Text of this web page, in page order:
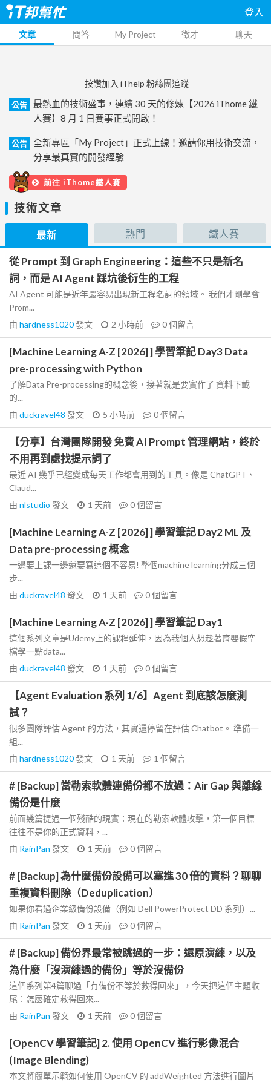
登入
文章 問答 My Project 徵才 聊天
按讚加入 iThelp 粉絲團追蹤
公告
最熱血的技術盛事，連續 30 天的修煉【2026 iThome 鐵
人賽】8 月 1 日賽事正式開啟！
公告
全新專區「My Project」正式上線！邀請你用技術交流，
分享最真實的開發經驗
前往 iThome鐵人賽
技術文章
最新 熱門 鐵人賽
從 Prompt 到 Graph Engineering：這些不只是新名
詞，而是 AI Agent 踩坑後衍生的工程
AI Agent 可能是近年最容易出現新工程名詞的領域。 我們才剛學會
Prom...
由 hardness1020發文 2 小時前 0個留言
[Machine Learning A-Z [2026] ] 學習筆記 Day3 Data
pre-processing with Python
了解Data Pre-processing的概念後，接著就是要實作了 資料下載
的...
由 duckravel48 發文 5 小時前 0個留言
【分享】台灣團隊開發 免費 AI Prompt 管理網站，終於
不用再到處找提示詞了
最近 AI 幾乎已經變成每天工作都會用到的工具。像是 ChatGPT、
Claud...
由 nlstudio 發文 1 天前 0個留言
[Machine Learning A-Z [2026] ] 學習筆記 Day2 ML 及
Data pre-processing 概念
一邊要上課一邊還要寫這個不容易! 整個machine learning分成三個
步...
由 duckravel48 發文 1 天前 0個留言
[Machine Learning A-Z [2026] ] 學習筆記 Day1
這個系列文章是Udemy上的課程延伸，因為我個人想趁著育嬰假空
檔學一點data...
由 duckravel48 發文 1 天前 0個留言
【Agent Evaluation 系列 1/6】Agent 到底該怎麼測
試？
很多團隊評估 Agent 的方法，其實還停留在評估 Chatbot。 準備一
組...
由 hardness1020發文 1 天前 1 個留言
# [Backup] 當勒索軟體連備份都不放過：Air Gap 與離線
備份是什麼
前面幾篇提過一個殘酷的現實：現在的勒索軟體攻擊，第一個目標
往往不是你的正式資料，...
由 RainPan 發文 1 天前 0個留言
# [Backup] 為什麼備份設備可以塞進 30 倍的資料？聊聊
重複資料刪除（Deduplication）
如果你看過企業級備份設備（例如 Dell PowerProtect DD 系列）...
由 RainPan 發文 1 天前 0個留言
# [Backup] 備份界最常被跳過的一步：還原演練，以及
為什麼「沒演練過的備份」等於沒備份
這個系列第4篇聊過「有備份不等於救得回來」，今天把這個主題收
尾：怎麼確定救得回來...
由 RainPan 發文 1 天前 0個留言
[OpenCV 學習筆記] 2. 使用 OpenCV 進行影像混合
(Image Blending)
本文將簡單示範如何使用 OpenCV 的 addWeighted 方法進行圖片